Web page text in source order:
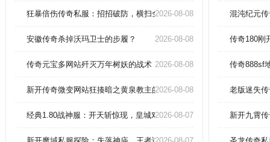
作战，感受非常强力的游戏玩法。
的操作技巧，从容走位畅快对战。
交流，超高爆率，还可以免费领取
狂暴倍伤传奇私服：招招破防，横扫全图，嗨到爆炸！
2026-08-08
安徽传奇杀掉沃玛卫士的步履？ 2026-08-08
传奇元宝多网站歼灭万年树妖的战术 2026-08-08
新开传奇微变网站狂揍暗之黄泉教主的计谋？
2026-08-08
经典1.80战神服：开天斩惊现，皇城对决重掀血雨腥风！
2026-08-07
混沌纪元
传奇180刚
传奇888sf
老版迷失
新开九霄